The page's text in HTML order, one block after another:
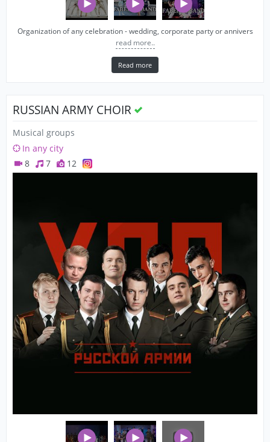
Organization of any celebration - wedding, corporate party or annivers
read more..
Read more
RUSSIAN ARMY CHOIR
Musical groups
In any city
8
7 12